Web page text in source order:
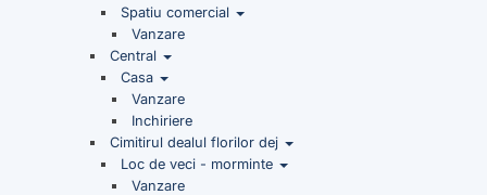
Spatiu comercial
Vanzare
Central
Casa
Vanzare
Inchiriere
Cimitirul dealul florilor dej
Loc de veci - morminte
Vanzare